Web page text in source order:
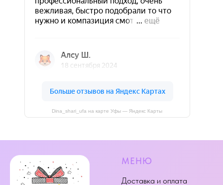
Dina_shari_ufa на карте Уфы — Яндекс Карты
МЕНЮ
Доставка и оплата